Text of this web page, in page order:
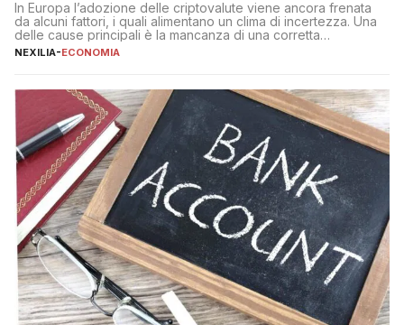
In Europa l’adozione delle criptovalute viene ancora frenata
da alcuni fattori, i quali alimentano un clima di incertezza. Una
delle cause principali è la mancanza di una corretta
educazione finanziaria, che impedisce ad una larga parte della
sulle criptovalute: […]
NEXILIA-ECONOMIA